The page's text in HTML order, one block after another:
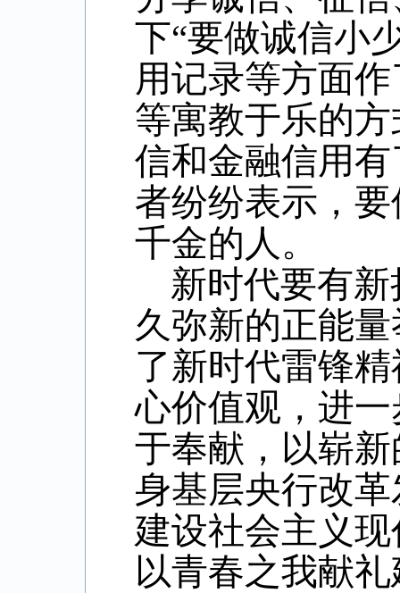
下“要做诚信小
用记录等方面
等寓教于乐的
信和金融信用
者纷纷表示，
千金的人。
新时代要有
久弥新的正能
了新时代雷锋
心价值观，进
于奉献，以崭
身基层央行改
建设社会主义
以青春之我献